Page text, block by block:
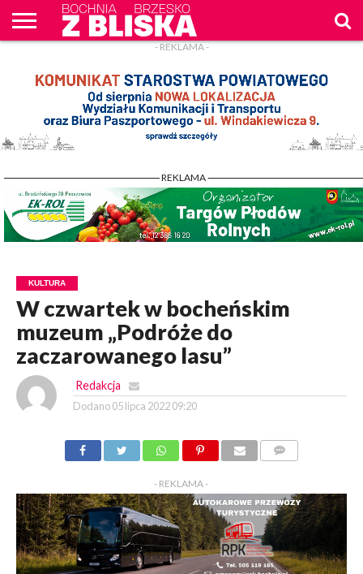
WPROST
REKLAM
- REKLAMA -
- REKLAMA -
KULTURA
W czwartek w bocheńskim
muzeum „Podróże do
zaczarowanego lasu”
Redakcja
Dodano 05 lipca 2022 09:20
- REKLAMA -